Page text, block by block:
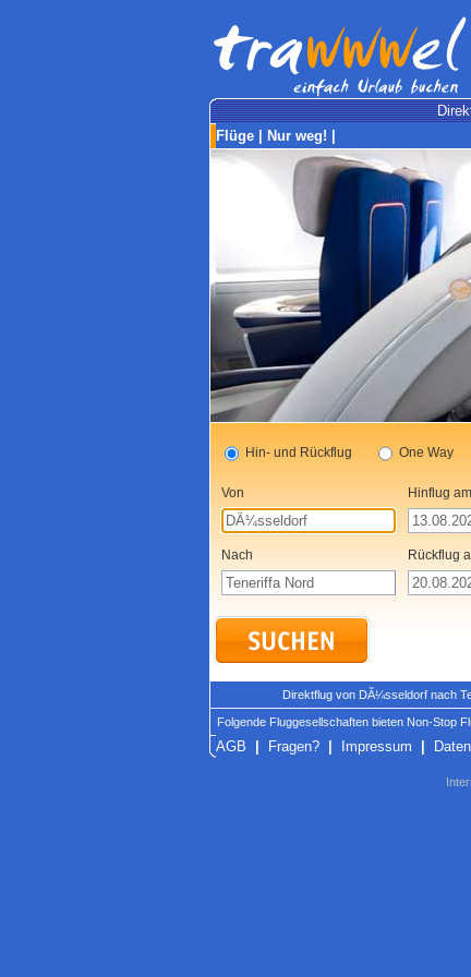
Flüge
Nur weg!
Hin- und Rückflug One Way
Von Hinflug am
Nach Rückflug
Direktflug von DÃ¼sseldorf nach
Folgende Fluggesellschaften bieten Non-Stop
AGB Fragen? Impressum